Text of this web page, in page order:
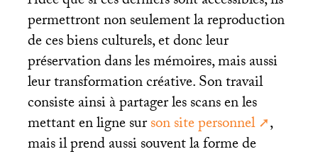
permettront non seulement la reproduction
de ces biens culturels, et donc leur
préservation dans les mémoires, mais aussi
leur transformation créative. Son travail
consiste ainsi à partager les scans en les
mettant en ligne surson site personnel
,
mais il prend aussi souvent la forme de